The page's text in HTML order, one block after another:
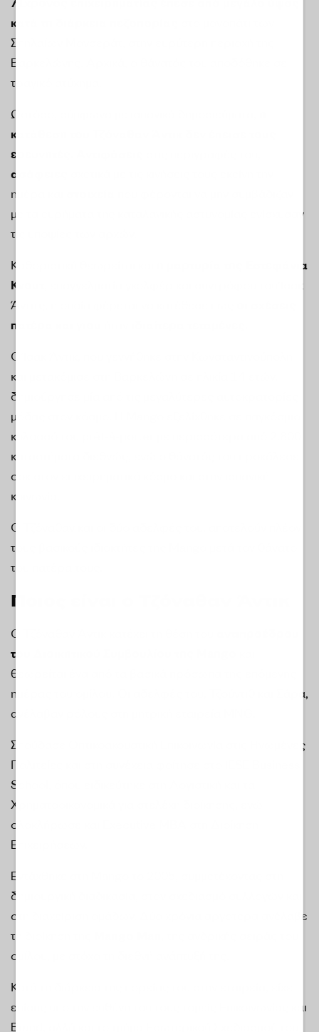
71χρονος επιχειρηματίας έπεσε από μεγάλο ύψος
κατά τη διάρκεια πεζοπορίας
Σπηλαίων Μονσεράτ, στην ευρύτερη περιοχή της
Βαρκελώνης. Αρχικά, ο θάνατός του αποδόθηκε σε
τραγικό ατύχημα.
Ωστόσο, σύμφωνα με ισπανικά δημοσιεύματα,
κατάθεση του Τζόναθαν Άντικ δεν έπεισε τους
ερευνητές.
ασάφειες
ημέρα και
με τα ευρήματα της καταλανικής αστυνομίας ενίσχυσαν
τις υποψίες των αρχών.
Καθοριστική θεωρείται και
η μαρτυρία της Εστεφάνια
Κνουτ
, επαγγελματία γκολφέρ και συντρόφου του Ίσακ
Άντιτς, η οποία φέρεται να κατέθεσε πως
πατέρα και γιου
Ο Ίσακ Άντικ, που γεννήθηκε στην Κωνσταντινούπολη
και μετακόμισε στη Βαρκελώνη σε ηλικία 14 ετών,
δημιούργησε μία από τις μεγαλύτερες αυτοκρατορίες
μόδας στον κόσμο. Η Mango εξελίχθηκε σε παγκόσμιο
κολοσσό του prêt-à-porter με περισσότερα από 2.800
καταστήματα διεθνώς, ενώ ο θάνατός του προκάλεσε
σοκ στον επιχειρηματικό κόσμο και στην ισπανική
κοινωνία.
Ο Τζόναθαν και οι δύο αδελφές του, αποτελούν πλέον
τους βασικούς ιδιοκτήτες της Mango μετά τον θάνατο
του πατέρα τους.
Ποιος είναι ο Τζόναθαν Άντικ
Ο Τζόναθαν Άντικ κατέχει τη θέση του
του Διοικητικού Συμβουλίου της Mango
θεωρείται ένα από τα βασικά πρόσωπα της επόμενης
ημέρας του ομίλου. Οι αδελφές του, Τζούντιθ και Σάρα,
ανέλαβαν ρόλους στη μητρική εταιρεία MNG.
Σπούδασε Οπτικοακουστική Επικοινωνία στις Ηνωμένες
Πολιτείες και στη συνέχεια φοίτησε στο IESE Business
School, όπου ειδικεύτηκε στη Λογιστική και τα
Χρηματοοικονομικά για στελέχη διοίκησης, ενώ
ολοκλήρωσε και Executive MBA στη Διοίκηση
Επιχειρήσεων.
Εντάχθηκε στη Mango το 2005, συμμετέχοντας στη
δημιουργική διαδικασία, στον σχεδιασμό συλλογών και
στη διαχείριση ομάδων. Δύο χρόνια αργότερα ανέλαβε
τη διοίκηση της
ομίλου, με στόχο τη διεθνή ανάπτυξή της.
Κατά τη διάρκεια της πορείας του στην εταιρεία, είχε
επίσης υπό την ευθύνη του τους τομείς Επικοινωνίας και
Brand, αλλά και το τμήμα Εσωτερικού Σχεδιασμού του